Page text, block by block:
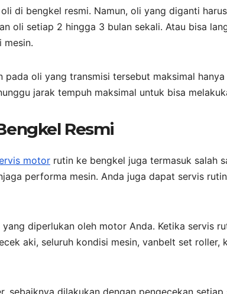
di bengkel resmi. Namun, oli yang diganti
oli setiap 2 hingga 3 bulan sekali. Atau bisa
mesin.
pada oli yang transmisi tersebut maksimal
jarak tempuh maksimal untuk bisa
Resmi
motor rutin ke bengkel juga termasuk salah
performa mesin. Anda juga dapat servis
diperlukan oleh motor Anda. Ketika servis
aki, seluruh kondisi mesin, vanbelt set roller,
sebaiknya dilakukan dengan pengecekan